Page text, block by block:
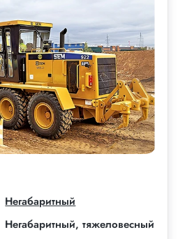
Негабаритный
Негабаритный, тяжеловесный